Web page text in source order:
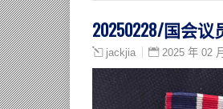
20250228/国会
jackjia 2025 年 02